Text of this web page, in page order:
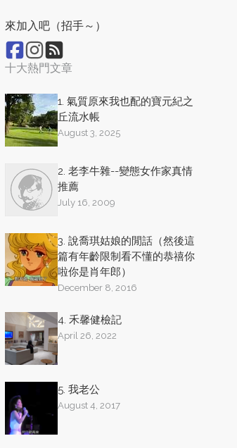
來加入吧（招手～）
十大熱門文章
1. 氣質原來我也配的寶元紀之
丘流水帳
August 3, 2025
2. 老李牛雜--變態女作家真情
推薦
July 16, 2009
3. 說喬琪姑娘的閒話（然後這
篇有年齡限制看不懂的恭禧你
啦你是肖年郎）
December 8, 2016
4. 禾馨健檢記
April 26, 2022
5. 我老公
August 4, 2017